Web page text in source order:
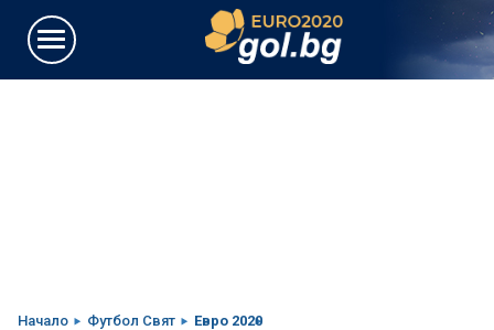
Начало Футбол Свят Евро 2020